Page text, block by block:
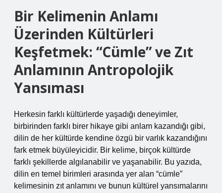
Bir Kelimenin Anlamı
Üzerinden Kültürleri
Keşfetmek: “Cümle” ve Zıt
Anlamının Antropolojik
Yansıması
Herkesin farklı kültürlerde yaşadığı deneyimler,
birbirinden farklı birer hikaye gibi anlam kazandığı gibi,
dilin de her kültürde kendine özgü bir varlık kazandığını
fark etmek büyüleyicidir. Bir kelime, birçok kültürde
farklı şekillerde algılanabilir ve yaşanabilir. Bu yazıda,
dilin en temel birimleri arasında yer alan “cümle”
kelimesinin zıt anlamını ve bunun kültürel yansımalarını